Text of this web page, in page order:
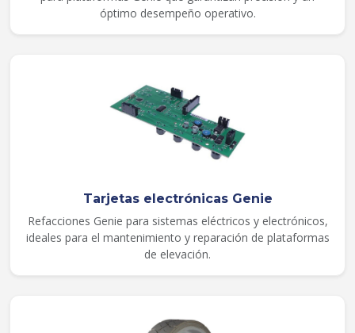
óptimo desempeño operativo.
Tarjetas electrónicas Genie
Refacciones Genie para sistemas eléctricos y electrónicos,
ideales para el mantenimiento y reparación de plataformas
de elevación.